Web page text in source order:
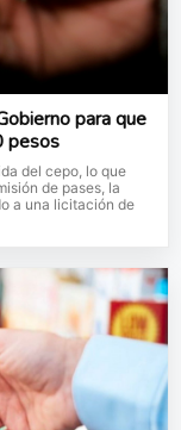
para que
pesos
del cepo, lo que
de pases, la
a una licitación de